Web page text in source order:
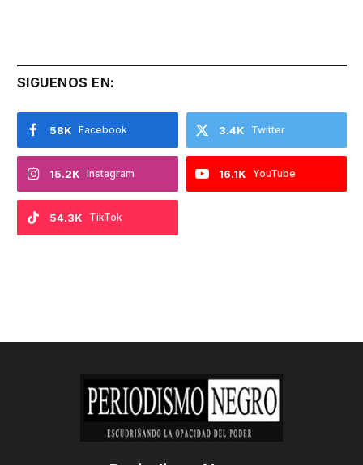
SIGUENOS EN:
Facebook
58K Twitter
3.4K
Instagram
15.2K YouTube
16.1K
TikTok
54.3K